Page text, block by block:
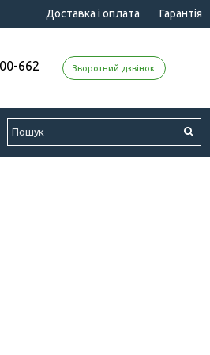
Доставка і оплата Гарантія
662 Зворотний дзвінок